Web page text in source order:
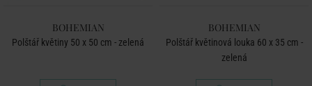
BOHEMIAN
Polštář květiny 50 x 50 cm - zelená
BOHEMIAN
Polštář květinová louka 60 x 35 cm -
zelená